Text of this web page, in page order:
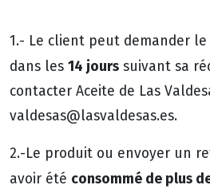
1.- Le client peut demander
dans les 14 jours suivant sa
contacter Aceite de Las
valdesas@lasvaldesas.es.
2.-Le produit ou envoyer un
avoir été consommé de plus